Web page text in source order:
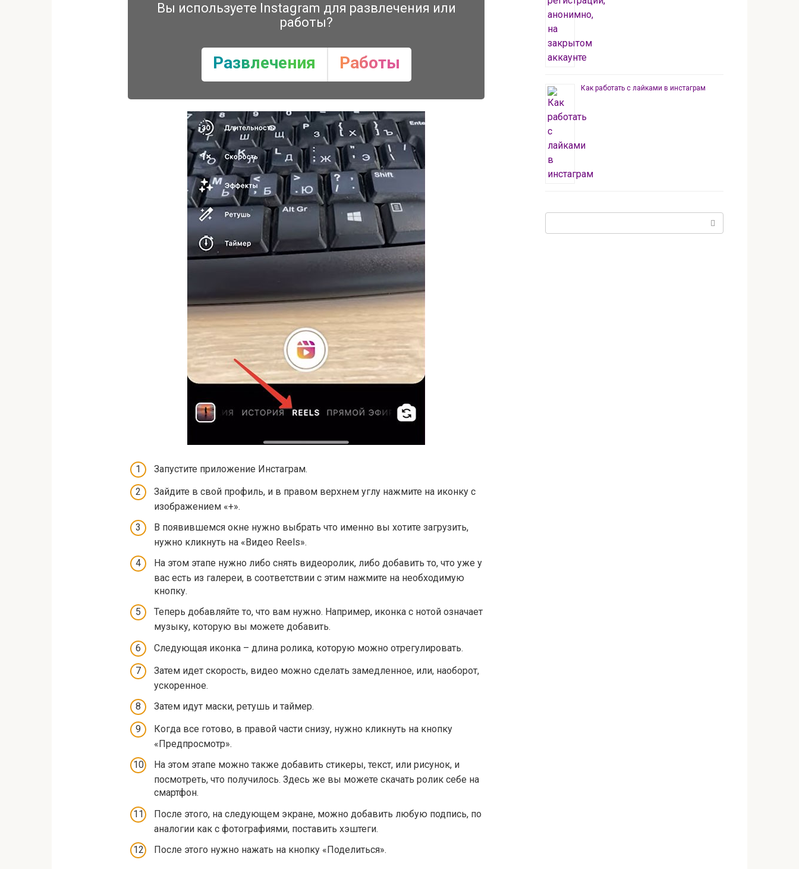
Вы используете Instagram для развлечения или
работы?
Развлечения Работы
Запустите приложение Инстаграм.
Зайдите в свой профиль, и в правом верхнем углу нажмите на иконку с
изображением «+».
В появившемся окне нужно выбрать что именно вы хотите загрузить,
нужно кликнуть на «Видео Reels».
На этом этапе нужно либо снять видеоролик, либо добавить то, что уже у
вас есть из галереи, в соответствии с этим нажмите на необходимую
кнопку.
Теперь добавляйте то, что вам нужно. Например, иконка с нотой означает
музыку, которую вы можете добавить.
Следующая иконка – длина ролика, которую можно отрегулировать.
Затем идет скорость, видео можно сделать замедленное, или, наоборот,
ускоренное.
Затем идут маски, ретушь и таймер.
Когда все готово, в правой части снизу, нужно кликнуть на кнопку
«Предпросмотр».
На этом этапе можно также добавить стикеры, текст, или рисунок, и
посмотреть, что получилось. Здесь же вы можете скачать ролик себе на
смартфон.
После этого, на следующем экране, можно добавить любую подпись, по
аналогии как с фотографиями, поставить хэштеги.
После этого нужно нажать на кнопку «Поделиться».
Как работать с лайками в инстаграм